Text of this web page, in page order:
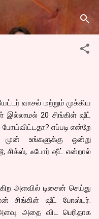
வாசல் மற்றும் முக்கிய
20 சிங்கிள் ஷீட்
எப்படி என்றே
முன் உங்களுக்கு ஒன்று
சிக்ஸ், ஃபோர் ஷீட் என்றால்
அளவில் டிசைன் செய்து
சிங்கிள் ஷீட் போஸ்டர்.
அதை விட பெரிதாக